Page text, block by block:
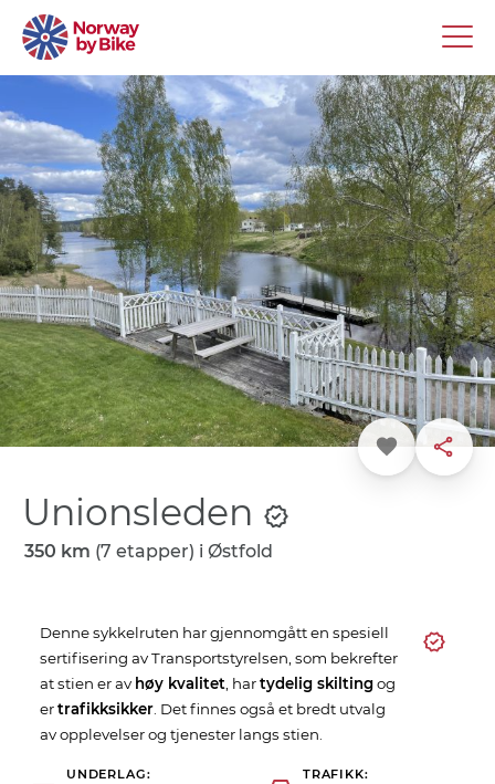
Favoritt Dele
Unionsleden
350 km (7 etapper) i Østfold
Denne sykkelruten har gjennomgått en spesiell
sertifisering av Transportstyrelsen, som bekrefter
at stien er av høy kvalitet, hartydelig skiltingog
ertrafikksikker. Det finnes også et bredt utvalg
av opplevelser og tjenester langs stien.
UNDERLAG TRAFIKK